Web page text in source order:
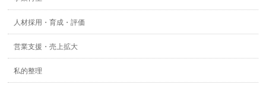
人材採用・育成・評価
営業支援・売上拡大
私的整理